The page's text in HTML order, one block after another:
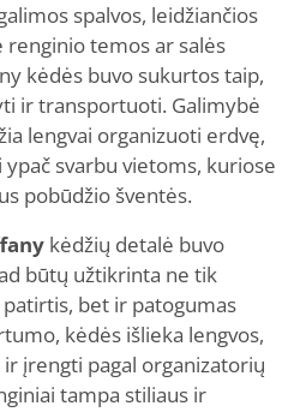
spalvos, leidžiančios
temos ar salės
kėdės buvo sukurtos taip,
ir transportuoti. Galimybė
lengvai organizuoti erdvę,
svarbu vietoms, kuriose
pobūdžio šventės.
kėdžių detalė buvo
būtų užtikrinta ne tik
bet ir patogumas
kėdės išlieka lengvos,
įrengti pagal organizatorių
tampa stiliaus ir